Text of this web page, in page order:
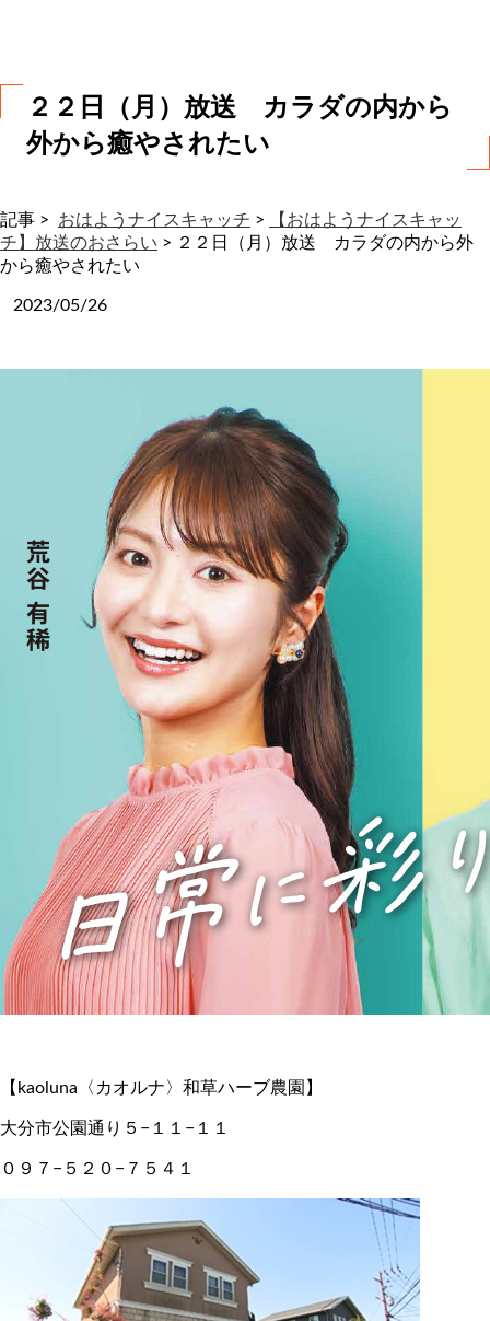
２２日（月）放送 カラダの内から
外から癒やされたい
記事 > おはようナイスキャッチ >
【おはようナイスキャッ
チ】放送のおさらい > ２２日（月）放送 カラダの内から外
から癒やされたい
2023/05/26
【kaoluna〈カオルナ〉和草ハーブ農園】
大分市公園通り５−１１−１１
０９７−５２０−７５４１